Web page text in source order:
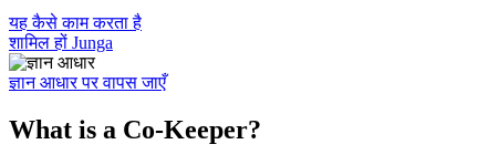
यह कैसे काम करता है
शामिल हों Junga
ज्ञान आधार पर वापस जाएँ
What is a Co-Keeper?